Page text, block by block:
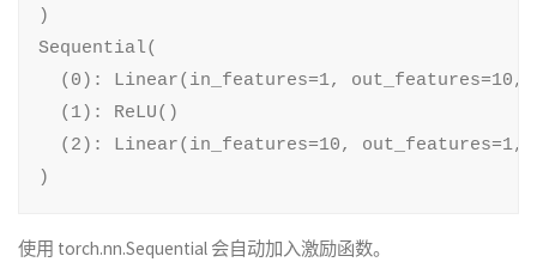
)
Sequential(
(0): Linear(in_features=1, out_features=10,
  (1): ReLU()
(2): Linear(in_features=10, out_features=1,
)
使用 torch.nn.Sequential 会自动加入激励函数。